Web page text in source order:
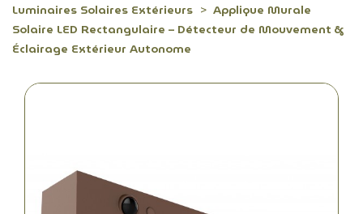
Luminaires Solaires Extérieurs
Applique Murale
Solaire LED Rectangulaire – Détecteur de Mouvement &
Éclairage Extérieur Autonome